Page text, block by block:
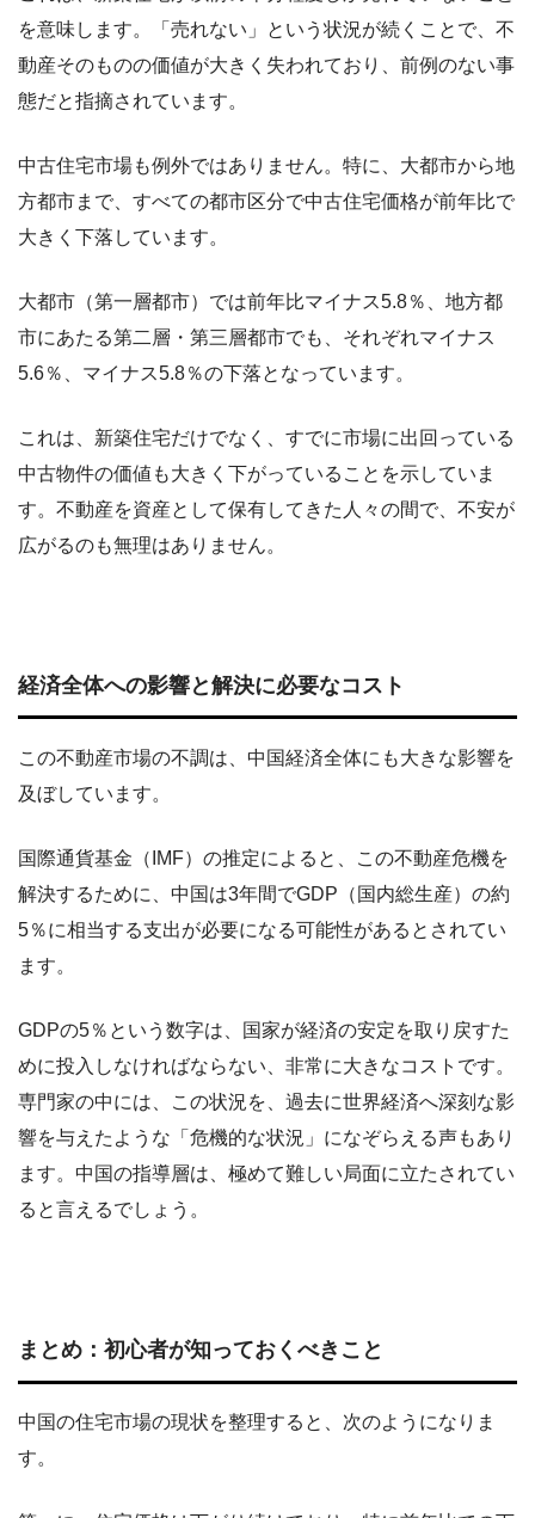
を意味します。「売れない」という状況が続くことで、不
動産そのものの価値が大きく失われており、前例のない事
態だと指摘されています。
中古住宅市場も例外ではありません。特に、大都市から地
方都市まで、すべての都市区分で中古住宅価格が前年比で
大きく下落しています。
大都市（第一層都市）では前年比マイナス5.8％、地方都
市にあたる第二層・第三層都市でも、それぞれマイナス
5.6％、マイナス5.8％の下落となっています。
これは、新築住宅だけでなく、すでに市場に出回っている
中古物件の価値も大きく下がっていることを示していま
す。不動産を資産として保有してきた人々の間で、不安が
広がるのも無理はありません。
経済全体への影響と解決に必要なコスト
この不動産市場の不調は、中国経済全体にも大きな影響を
及ぼしています。
国際通貨基金（IMF）の推定によると、この不動産危機を
解決するために、中国は3年間でGDP（国内総生産）の約
5％に相当する支出が必要になる可能性があるとされてい
ます。
GDPの5％という数字は、国家が経済の安定を取り戻すた
めに投入しなければならない、非常に大きなコストです。
専門家の中には、この状況を、過去に世界経済へ深刻な影
響を与えたような「危機的な状況」になぞらえる声もあり
ます。中国の指導層は、極めて難しい局面に立たされてい
ると言えるでしょう。
まとめ：初心者が知っておくべきこと
中国の住宅市場の現状を整理すると、次のようになりま
す。